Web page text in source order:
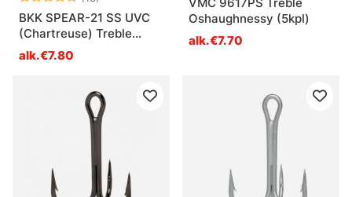
BKK SPEAR-21 SS UVC
(Chartreuse) Treble
Hook
alk.€7.80
Oshaughnessy (5kpl)
alk.€7.70